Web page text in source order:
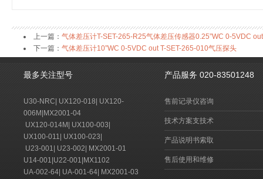
上一篇： 气体差压计T-SET-265-R25气体差压传感器0.25”WC 0-5VDC out
下一篇： 气体差压计10”WC 0-5VDC out T-SET-265-010气压探头
最多关注型号
U30-NRC UX120-018 UX120-
006M MX2001-04
UX120-014M
UX100-003
UX100-011 UX100-023
U23-001 U23-002
MX2001-01
U14-001 U22-001 MX1102
UA-002-64 UA-001-64 MX2001-03
产品服务 020-83501248
售前记录仪咨询
技术方案支技术
产品说明书索取
售后使用和维修